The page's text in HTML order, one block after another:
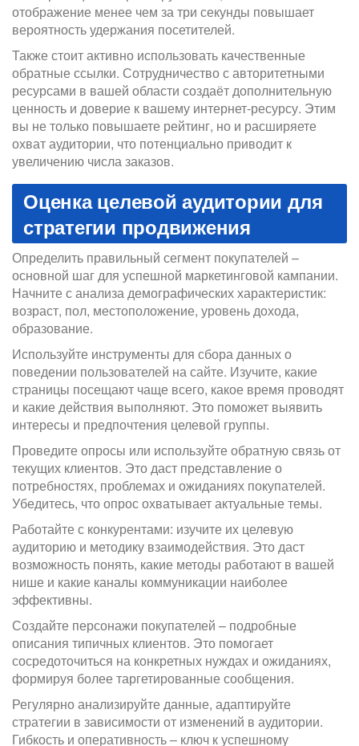
отображение менее чем за три секунды повышает
вероятность удержания посетителей.
Также стоит активно использовать качественные
обратные ссылки. Сотрудничество с авторитетными
ресурсами в вашей области создаёт дополнительную
ценность и доверие к вашему интернет-ресурсу. Этим
вы не только повышаете рейтинг, но и расширяете
охват аудитории, что потенциально приводит к
увеличению числа заказов.
Оценка целевой аудитории для
стратегии продвижения
Определить правильный сегмент покупателей –
основной шаг для успешной маркетинговой кампании.
Начните с анализа демографических характеристик:
возраст, пол, местоположение, уровень дохода,
образование.
Используйте инструменты для сбора данных о
поведении пользователей на сайте. Изучите, какие
страницы посещают чаще всего, какое время проводят
и какие действия выполняют. Это поможет выявить
интересы и предпочтения целевой группы.
Проведите опросы или используйте обратную связь от
текущих клиентов. Это даст представление о
потребностях, проблемах и ожиданиях покупателей.
Убедитесь, что опрос охватывает актуальные темы.
Работайте с конкурентами: изучите их целевую
аудиторию и методику взаимодействия. Это даст
возможность понять, какие методы работают в вашей
нише и какие каналы коммуникации наиболее
эффективны.
Создайте персонажи покупателей – подробные
описания типичных клиентов. Это помогает
сосредоточиться на конкретных нуждах и ожиданиях,
формируя более таргетированные сообщения.
Регулярно анализируйте данные, адаптируйте
стратегии в зависимости от изменений в аудитории.
Гибкость и оперативность – ключ к успешному